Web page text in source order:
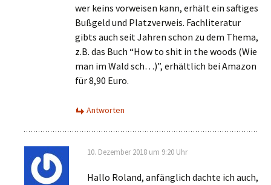
wer keins vorweisen kann, erhält ein saftiges
Bußgeld und Platzverweis. Fachliteratur
gibts auch seit Jahren schon zu dem Thema,
z.B. das Buch “How to shit in the woods (Wie
man im Wald sch…)”, erhältlich bei Amazon
für 8,90 Euro.
Antworten
10. Dezember 2018 um 9:20 Uhr
Hallo Roland, anfänglich dachte ich auch,